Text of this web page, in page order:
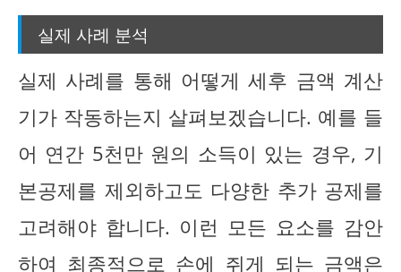
실제 사례 분석
실제 사례를 통해 어떻게 세후 금액 계산
기가 작동하는지 살펴보겠습니다. 예를 들
어 연간 5천만 원의 소득이 있는 경우, 기
본공제를 제외하고도 다양한 추가 공제를
고려해야 합니다. 이런 모든 요소를 감안
하여 최종적으로 손에 쥐게 되는 금액은